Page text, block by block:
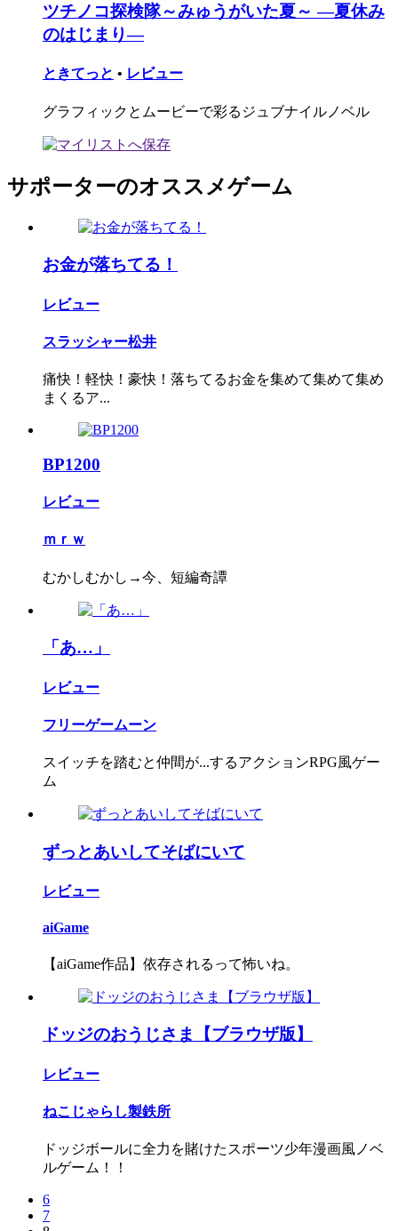
ツチノコ探検隊～みゅうがいた夏～ ―夏休み
のはじまり―
ときてっと • レビュー
グラフィックとムービーで彩るジュブナイルノベル
サポーターのオススメゲーム
お金が落ちてる！
レビュー
スラッシャー松井
痛快！軽快！豪快！落ちてるお金を集めて集めて集め
まくるア...
BP1200
レビュー
ｍｒｗ
むかしむかし→今、短編奇譚
「あ…」
レビュー
フリーゲームーン
スイッチを踏むと仲間が...するアクションRPG風ゲー
ム
ずっとあいしてそばにいて
レビュー
aiGame
【aiGame作品】依存されるって怖いね。
ドッジのおうじさま【ブラウザ版】
レビュー
ねこじゃらし製鉄所
ドッジボールに全力を賭けたスポーツ少年漫画風ノベ
ルゲーム！！
6
7